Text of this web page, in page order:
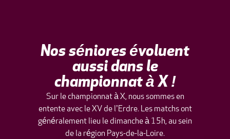
Nos séniores évoluent
aussi dans le
championnat à X !​
Sur le championnat à X, nous sommes en
entente avec le XV de l’Erdre. Les matchs ont
généralement lieu le dimanche à 15h, au sein
de la région Pays-de-la-Loire.